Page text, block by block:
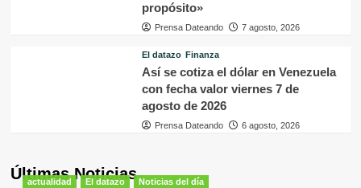
propósito»
Prensa Dateando 7 agosto, 2026
El datazo Finanza
Así se cotiza el dólar en Venezuela
con fecha valor viernes 7 de
agosto de 2026
Prensa Dateando 6 agosto, 2026
Últimas Noticias
actualidad El datazo Noticias del día